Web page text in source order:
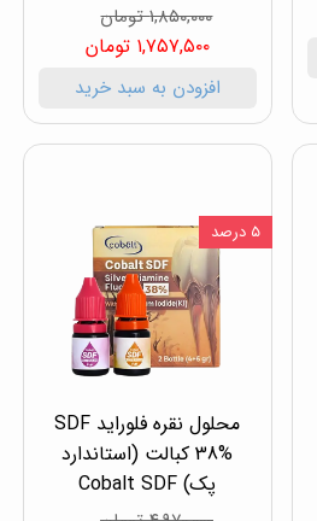
۱,۸۵۰,۰۰۰ تومان
۱,۷۵۷,۵۰۰ تومان
افزودن به سبد خرید
محلول نقره فلوراید SDF
38% کبالت (استاندارد
پک) Cobalt SDF
۵ درصد